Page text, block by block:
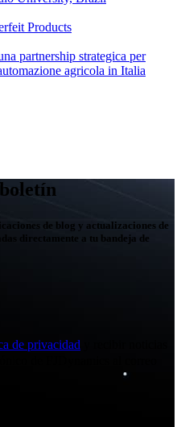
Products
partnership strategica per
agricola in Italia
de blog y actualizaciones de
directamente a tu bandeja de
de privacidad